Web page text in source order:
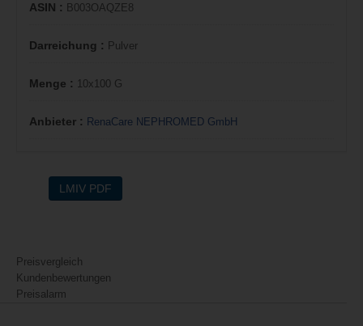
ASIN : B003OAQZE8
Darreichung : Pulver
Menge : 10x100 G
Anbieter : RenaCare NEPHROMED GmbH
LMIV PDF
Preisvergleich
Kundenbewertungen
Preisalarm